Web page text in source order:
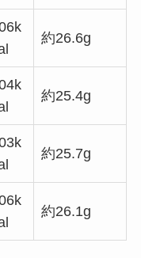
約26.6g
約25.4g
約25.7g
約26.1g